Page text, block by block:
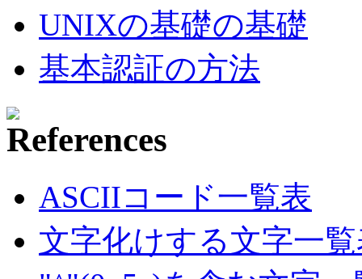
UNIXの基礎の基礎
基本認証の方法
ASCIIコード一覧表
文字化けする文字一